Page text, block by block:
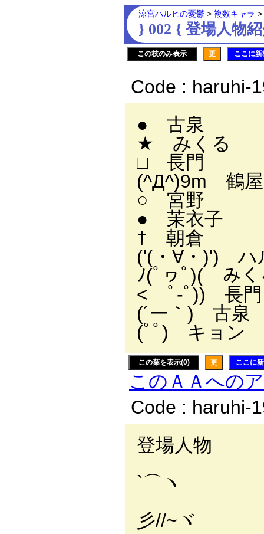
涼宮ハルヒの憂鬱 > 複数キャラ >
} 002 { 登場人物
この枝のみ表示 更 ここに
Code : haruhi-
● 古泉
★ みくる
□ 長門
(^Д^)9m 鶴
○ 宮野
● 茉衣子
† 朝倉
('(・∀・)') ハ
ﾉ(ﾟヮﾟ)( みく
<ゝﾟ-ﾟ)) 長門
(´ー｀) 古泉
(ﾟﾟ) キョン
この葉を表示(0) 更 ここに
このＡＡへの
Code : haruhi-
登場人物
`⌒
彡//~